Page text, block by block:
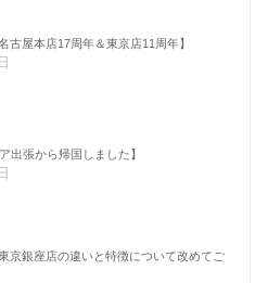
古屋本店17周年＆東京店11周年】
出張から帰国しました】
京銀座店の違いと特徴について改めてご